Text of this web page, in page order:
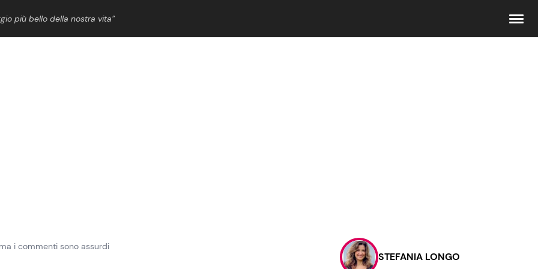
più bello della nostra vita”
Contattaci
Pubblicità
i commenti sono assurdi
STEFANIA LONGO